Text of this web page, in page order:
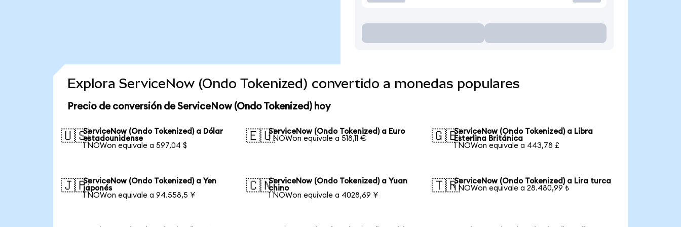
Explora ServiceNow (Ondo Tokenized) convertido a monedas populares
Precio de conversión de ServiceNow (Ondo Tokenized) hoy
🇺🇸ServiceNow (Ondo Tokenized) a Dólar
estadounidense
1 NOWon equivale a 597,04 $
🇪🇺ServiceNow (Ondo Tokenized) a Euro
1 NOWon equivale a 518,11 €
🇬🇧ServiceNow (Ondo Tokenized) a Libra
Esterlina Británica
1 NOWon equivale a 443,78 £
🇯🇵ServiceNow (Ondo Tokenized) a Yen
japonés
1 NOWon equivale a 94.558,5 ¥
🇨🇳ServiceNow (Ondo Tokenized) a Yuan
chino
1 NOWon equivale a 4028,69 ¥
🇹🇷ServiceNow (Ondo Tokenized) a Lira turca
1 NOWon equivale a 28.480,99 ₺